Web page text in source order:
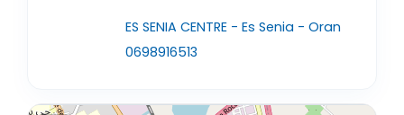
ES SENIA CENTRE - Es Senia - Oran
0698916513